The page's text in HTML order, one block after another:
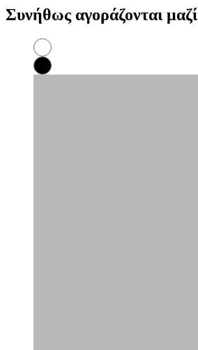
Συνήθως αγοράζονται μαζί